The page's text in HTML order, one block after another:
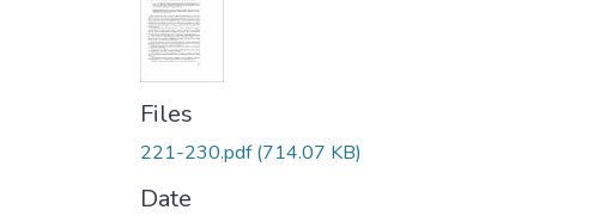
Files
221-230.pdf(714.07 KB)
Date